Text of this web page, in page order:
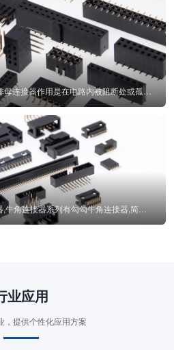
排母连接器Female Header，排母连接器作用是在电路内被阻断处或孤立不通...
业应用
，提供个性化应用方案